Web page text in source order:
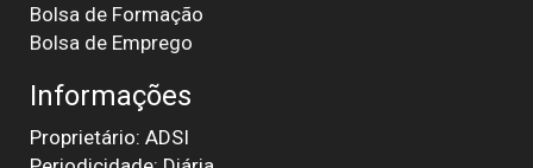
Bolsa de Formação
Bolsa de Emprego
Informações
Proprietário: ADSI